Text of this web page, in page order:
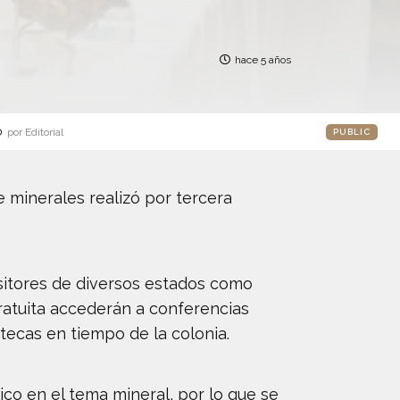
hace 5 años
por Editorial PUBLIC
minerales realizó por tercera
de diversos estados como
accederán a conferencias
en tiempo de la colonia.
en el tema mineral, por lo que se